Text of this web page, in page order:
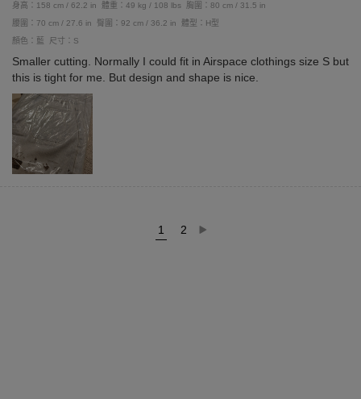
身高：158 cm / 62.2 in 體重：49 kg / 108 lbs
胸圍：80 cm / 31.5 in
腰圍：70 cm / 27.6 in
臀圍：92 cm / 36.2 in
體型：H型
顏色：藍
尺寸：S
Smaller cutting. Normally I could fit in Airspace clothings size S but
this is tight for me. But design and shape is nice.
1 2